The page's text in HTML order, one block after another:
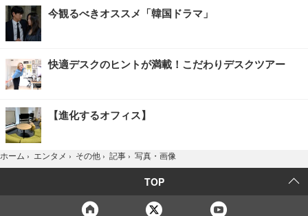
今観るべきオススメ「韓国ドラマ」
快適デスクのヒントが満載！こだわりデスクツアー
【進化するオフィス】
ホーム › エンタメ › その他 › 記事 › 写真・画像
TOP